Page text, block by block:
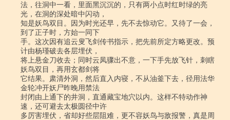
法，往洞中一看，里面黑沉沉的，只有两小点时红时绿的亮
光，在洞的深处暗中闪动，
知是妖鸟双目。因为时光还早，先不去惊动它。又待了一会，
到了正子时，方始一同下
手。这次因有追云叟飞剑传书指示，把先前所定方略更改。预
计由杨瑾破去各层埋伏，
将上悬金刀收去；同时云凤骤出不意，一下手先放飞针，刺瞎
妖鸟双目，再用玄都剑将
它结果。肃清外洞，然后直入内寝，不从油釜下去，径用法华
金轮冲开妖尸昨晚用禁法
封闭由上通下的井洞，直通藏宝地穴以内。这样不特动作神
速，还可避去太极圆径中许
多厉害埋伏，省却好些层阻难，更不容妖鸟与敌报警，真是周